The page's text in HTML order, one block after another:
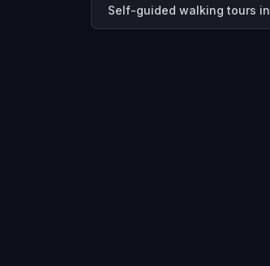
Self-guided walking tours in